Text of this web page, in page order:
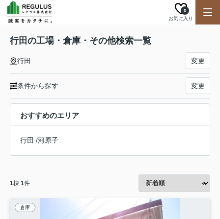
お気に入り
0
行田の工場・倉庫・その他検索一覧
行田 変更
条件から探す 変更
おすすめのエリア
行田 /河原子
1棟 1件
倉庫